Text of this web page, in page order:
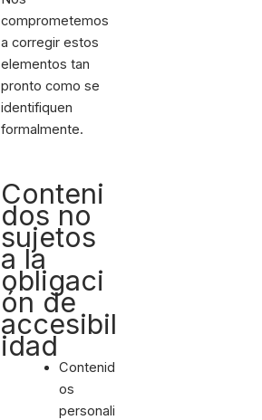
comprometemos
a corregir estos
elementos tan
pronto como se
identifiquen
formalmente.
Conteni
dos no
sujetos
a la
obligaci
ón de
accesibil
idad
Contenid
os
personali